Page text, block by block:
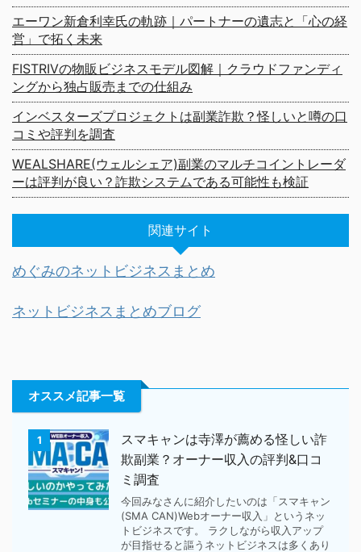
エーワン新倉利幸氏の軌跡｜パートナーの遺志と「心の経
営」で拓く未来
FISTRIVの物販ビジネスモデル図解｜クラウドファンディ
ングから独占販売までの仕組み
インベスターズプロジェクトは副業詐欺？怪しいと噂の口
コミや評判を調査
WEALSHARE(ウェルシェア)副業のマルチコイントレーダ
ーは評判が良い？詐欺システムである可能性も検証
関連サイト
めぐみのネットビジネスまとめ
ネットビジネスまとめブログ
オススメ記事一覧
1
スマキャンは寺澤が薦める怪しい詐
欺副業？オーナー収入の評判&口コ
ミ調査
今回みなさんに紹介したいのは「スマキャン
(SMA CAN)Webオーナー収入」というネッ
トビジネスです。 ラクしながら収入アップ
が目指せると謳うネットビジネスは多くあり